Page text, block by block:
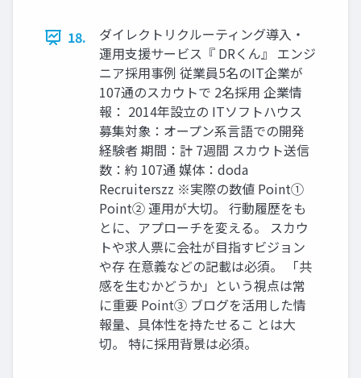
18.
ダイレクトリクルーティング導入・
運用支援サービス『 DRくん』 エンジ
ニア採用事例 従業員5名のIT企業が
107通のスカウトで 2名採用 企業情
報： 2014年設立の ITソフトハウス
募集対象：オープン系言語での開発
経験者 期間：計 7週間 スカウト送信
数：約 107通 媒体：doda
Recruiterszz ※実際の数値 Point①
Point② 運用が大切。 行動履歴をも
とに、アプローチを変える。 スカウ
トや求人票に会社が目指すビジョン
や存 在意義などの記載は必須。 「共
感を生むかどうか」という視点は常
に重要 Point③ ブログを活用した情
報量、具体性を持たせるこ とは大
切。 特に採用背景は必須。